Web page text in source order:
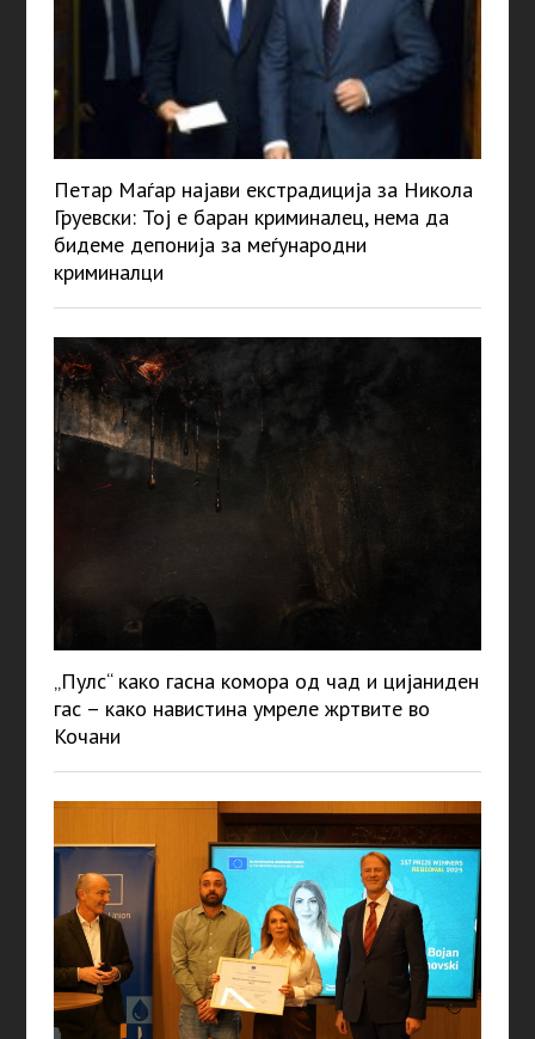
Петар Маѓар најави екстрадиција за Никола
Груевски: Тој е баран криминалец, нема да
бидеме депонија за меѓународни
криминалци
„Пулс“ како гасна комора од чад и цијаниден
гас – како навистина умреле жртвите во
Кочани